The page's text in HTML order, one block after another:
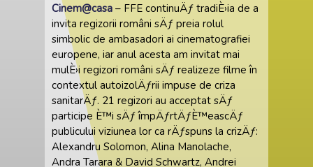
Cinem@casa– FFE continuÄƒ tradiÈ›ia de a
invita regizorii români sÄƒ preia rolul
simbolic de ambasadori ai cinematografiei
europene, iar anul acesta am invitat mai
mulÈ›i regizori români sÄƒ realizeze filme în
contextul autoizolÄƒrii impuse de criza
sanitarÄƒ. 21 regizori au acceptat sÄƒ
participe È™i sÄƒ împÄƒrtÄƒÈ™eascÄƒ
publicului viziunea lor ca rÄƒspuns la crizÄƒ:
Alexandru Solomon, Alina Manolache,
Andra Tarara & David Schwartz, Andrei